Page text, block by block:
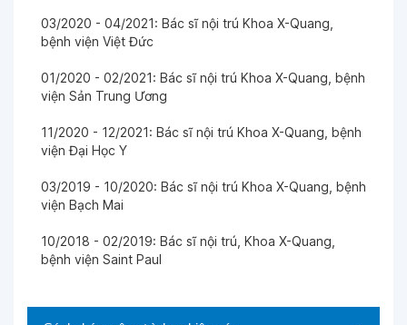
03/2020 - 04/2021: Bác sĩ nội trú Khoa X-Quang,
bệnh viện Việt Đức
01/2020 - 02/2021: Bác sĩ nội trú Khoa X-Quang, bệnh
viện Sản Trung Ương
11/2020 - 12/2021: Bác sĩ nội trú Khoa X-Quang, bệnh
viện Đại Học Y
03/2019 - 10/2020: Bác sĩ nội trú Khoa X-Quang, bệnh
viện Bạch Mai
10/2018 - 02/2019: Bác sĩ nội trú, Khoa X-Quang,
bệnh viện Saint Paul